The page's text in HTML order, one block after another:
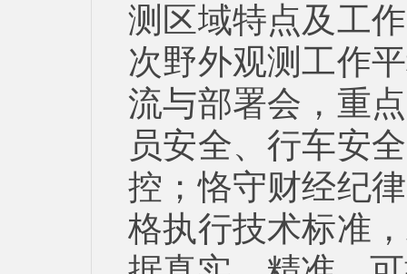
测区域特点及工
次野外观测工作
流与部署会，重
员安全、行车安
控；恪守财经纪
格执行技术标准